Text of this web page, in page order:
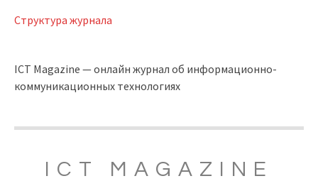
Структура журнала
ICT Magazine — онлайн журнал об информационно-
коммуникационных технологиях
ICT MAGAZINE